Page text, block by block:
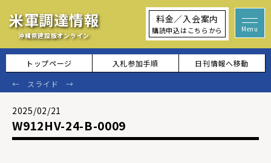
米軍調達情報
沖縄県建設版オンライン
料金／入会案内
購読申込はこちらから
トップページ 入札参加手順 日刊情報へ移動
2025/02/21
W912HV-24-B-0009